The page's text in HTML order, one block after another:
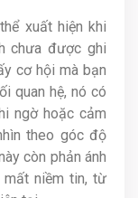
xuất hiện khi
chưa được ghi
cơ hội mà bạn
quan hệ, nó có
ngờ hoặc cảm
theo góc độ
còn phản ánh
mất niềm tin, từ